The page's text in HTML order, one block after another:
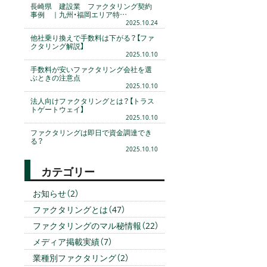
長崎県 建設業 ファクタリング契約
事例 ｜九州・福岡エリア特…
2025.10.24
他社乗り換えで手数料は下がる？【ファ
クタリング解説】
2025.10.10
手数料が安いファクタリング会社を選
ぶときの注意点
2025.10.10
法人向けファクタリングとは？【トラス
トゲートウェイ】
2025.10.10
ファクタリングは即日で資金調達でき
る？
2025.10.10
カテゴリー
お知らせ（2）
ファクタリングとは（47）
ファクタリングのマル秘情報（22）
メディア掲載実績（7）
業種別ファクタリング（2）